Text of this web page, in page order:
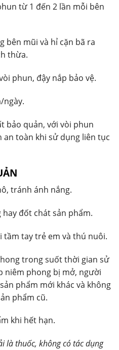
từ 1 đến 2 lần mỗi bên
bên mũi và hỉ cặn bã ra
thừa.
phun, đậy nắp bảo vệ.
ngày.
bảo quản, với vòi phun
an toàn khi sử dụng liên tục
tránh ánh nắng.
đốt chát sản phẩm.
tầm tay trẻ em và thú nuôi.
trong suốt thời gian sử
niêm phong bị mở, người
phẩm mới khác và không
phẩm cũ.
khi hết hạn.
là thuốc, không có tác dụng